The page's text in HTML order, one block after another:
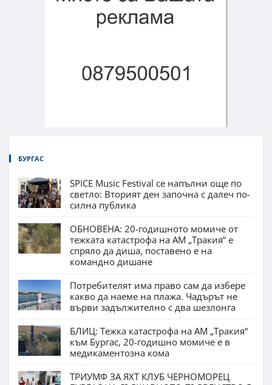
БУРГАС
SPICE Music Festival се напълни още по
светло: Вторият ден започна с далеч по-
силна публика
ОБНОВЕНА: 20-годишното момиче от
тежката катастрофа на АМ „Тракия“ е
спряло да диша, поставено е на
командно дишане
Потребителят има право сам да избере
какво да наеме на плажа. Чадърът не
върви задължително с два шезлонга
БЛИЦ: Тежка катастрофа на АМ „Тракия“
към Бургас, 20-годишно момиче е в
медикаментозна кома
ТРИУМФ ЗА ЯХТ КЛУБ ЧЕРНОМОРЕЦ